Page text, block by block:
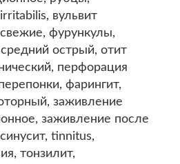
вульвит
фурункулы,
острый, отит
перфорация
фарингит,
заживление
заживление после
tinnitus,
тонзилит,